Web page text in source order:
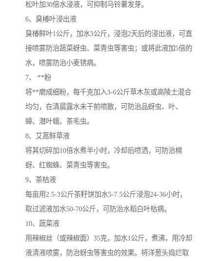
松叶加30倍水浸液，可抑制马铃薯发芽。
6、臭椿叶浸出液
臭椿鲜叶1公斤，加水3公斤，浸泡2天后的浸出液，可直
接喷雾防治蔬菜蚜虫、菜青虫等害虫；或将此液加5倍的
水，喷雾防治小麦锈病。
7、 **粉
将**磨成细粉，每千克加入3-6公斤草木灰或高陵土混合
均匀，在清晨露水未干前喷散，可防治品蚜虫、叶、
蟑、潜叶蛾、茶毛虫。
8、艾蒿鲜草液
将其切碎加10倍水煮半小时，冷却后喷洒，可防治棉
蚜、红蜘蛛、菜青虫等害虫。
9、茶枯液
每亩用2.5-3公斤茶籽饼加水5-7.5公斤浸泡24-36小时，
取过滤液加水50-70公斤，可防治水稻白叶枯病。
10、蔬菜液
用辣椒丝（或辣椒面）35克，加水1公斤，煮沸，用冷却
液清液喷雾，防治蚜虫等害虫的效果。将洋葱头捣烂取